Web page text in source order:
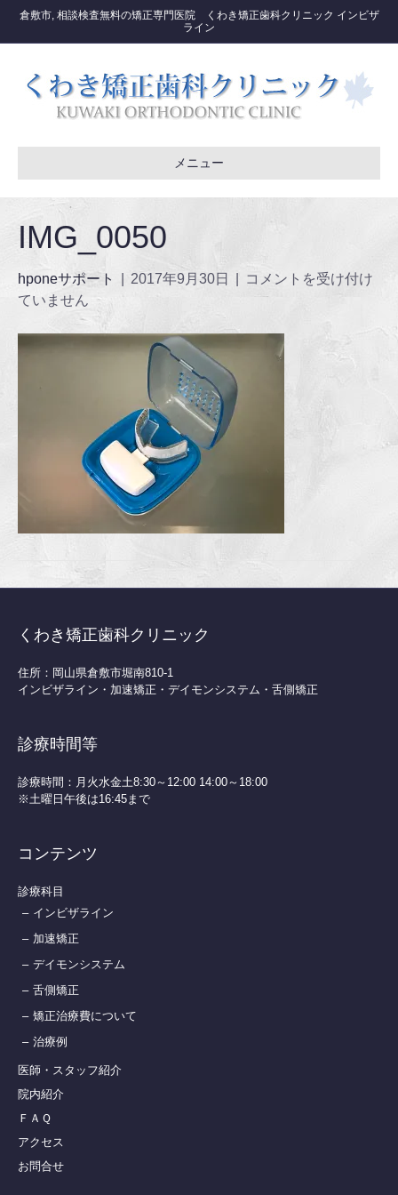
倉敷市, 相談検査無料の矯正専門医院 くわき矯正歯科クリニック インビザ
ライン
メニュー
IMG_0050
hponeサポート 2017年9月30日
コメントを受け付け
ていません
くわき矯正歯科クリニック
住所：岡山県倉敷市堀南810-1
インビザライン・加速矯正・デイモンシステム・舌側矯正
診療時間等
診療時間：月火水金土8:30～12:00 14:00～18:00
※土曜日午後は16:45まで
コンテンツ
診療科目
インビザライン
加速矯正
デイモンシステム
舌側矯正
矯正治療費について
治療例
医師・スタッフ紹介
院内紹介
ＦＡＱ
アクセス
お問合せ